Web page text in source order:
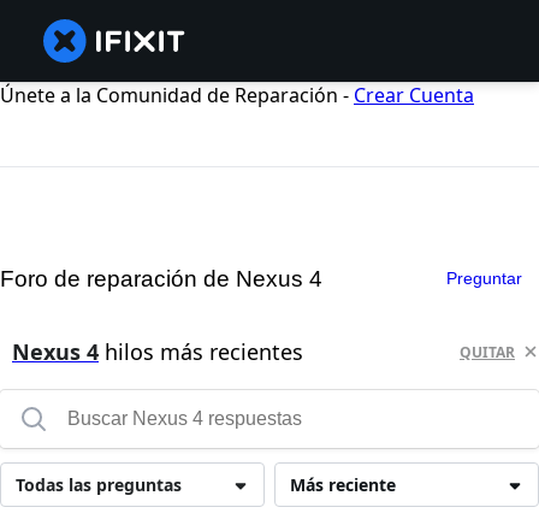
Únete a la Comunidad de Reparación - Crear Cuenta
Foro de reparación de Nexus 4 Preguntar
Nexus 4 hilos más recientes QUITAR
Más reciente
Todas las preguntas